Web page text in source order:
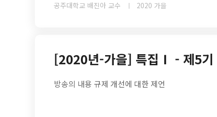
공주대학교 배진아 교수 2020 가을
[2020년-가을] 특집Ⅰ - 제5기
방송의 내용 규제 개선에 대한 제언